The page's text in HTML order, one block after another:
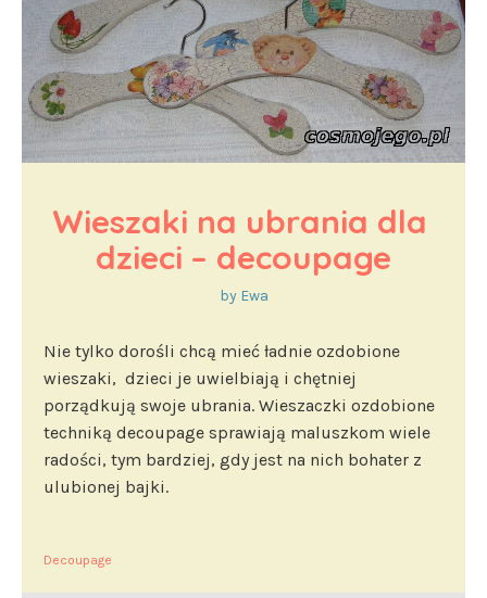
Wieszaki na ubrania dla
dzieci – decoupage
by Ewa
Nie tylko dorośli chcą mieć ładnie ozdobione
wieszaki, dzieci je uwielbiają i chętniej
porządkują swoje ubrania. Wieszaczki ozdobione
techniką decoupage sprawiają maluszkom wiele
radości, tym bardziej, gdy jest na nich bohater z
ulubionej bajki.
Decoupage